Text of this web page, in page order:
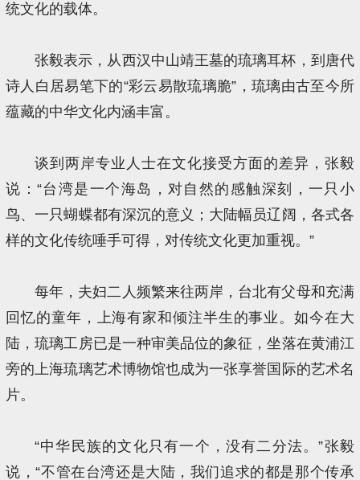
统文化的载体。
张毅表示，从西汉中山靖王墓的琉璃耳杯，到唐代
诗人白居易笔下的“彩云易散琉璃脆”，琉璃由古至今所
蕴藏的中华文化内涵丰富。
谈到两岸专业人士在文化接受方面的差异，张毅
说：“台湾是一个海岛，对自然的感触深刻，一只小
鸟、一只蝴蝶都有深沉的意义；大陆幅员辽阔，各式各
样的文化传统唾手可得，对传统文化更加重视。”
每年，夫妇二人频繁来往两岸，台北有父母和充满
回忆的童年，上海有家和倾注半生的事业。如今在大
陆，琉璃工房已是一种审美品位的象征，坐落在黄浦江
旁的上海琉璃艺术博物馆也成为一张享誉国际的艺术名
片。
“中华民族的文化只有一个，没有二分法。”张毅
说，“不管在台湾还是大陆，我们追求的都是那个传承